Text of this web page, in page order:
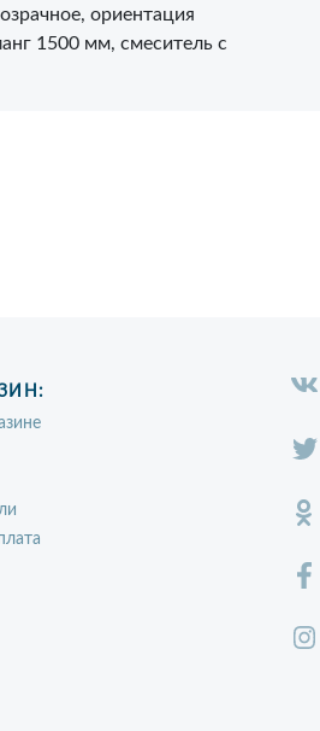
ориентация
1500 мм, смеситель с